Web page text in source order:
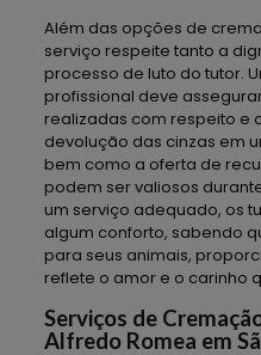
Além das opções de
serviço respeite tanto a
processo de luto do tutor.
profissional deve
realizadas com respeito e
devolução das cinzas em
bem como a oferta de
podem ser valiosos
um serviço adequado, os
algum conforto, sabendo
para seus animais,
reflete o amor e o carinho
Serviços de
Alfredo Romea em